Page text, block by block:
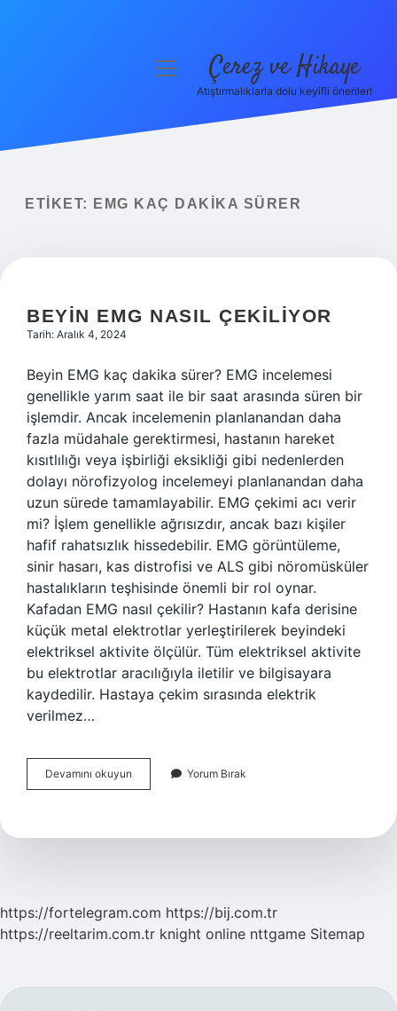
Yasal Uyarı
menüyü Çerez ve Hikaye
Atıştırmalıklarla dolu keyifli öneriler!
ETIKET: EMG KAÇ DAKIKA SÜRER
BEYIN EMG NASIL ÇEKILIYOR
Tarih: Aralık 4, 2024
Beyin EMG kaç dakika sürer? EMG incelemesi
genellikle yarım saat ile bir saat arasında süren bir
işlemdir. Ancak incelemenin planlanandan daha
fazla müdahale gerektirmesi, hastanın hareket
kısıtlılığı veya işbirliği eksikliği gibi nedenlerden
dolayı nörofizyolog incelemeyi planlanandan daha
uzun sürede tamamlayabilir. EMG çekimi acı verir
mi? İşlem genellikle ağrısızdır, ancak bazı kişiler
hafif rahatsızlık hissedebilir. EMG görüntüleme,
sinir hasarı, kas distrofisi ve ALS gibi nöromüsküler
hastalıkların teşhisinde önemli bir rol oynar.
Kafadan EMG nasıl çekilir? Hastanın kafa derisine
küçük metal elektrotlar yerleştirilerek beyindeki
elektriksel aktivite ölçülür. Tüm elektriksel aktivite
bu elektrotlar aracılığıyla iletilir ve bilgisayara
kaydedilir. Hastaya çekim sırasında elektrik
verilmez…
Devamını okuyun
Emg
Yorum Bırak
https://fortelegram.com https://bij.com.tr
https://reeltarim.com.tr knight online nttgame Sitemap